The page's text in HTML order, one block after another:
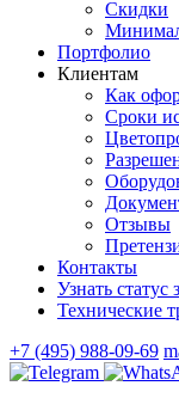
Скидки
Портфолио
Клиентам
Как
Сроки
Отзывы
Контакты
Узнать статус
Технические
+7 (495) 988-09-69